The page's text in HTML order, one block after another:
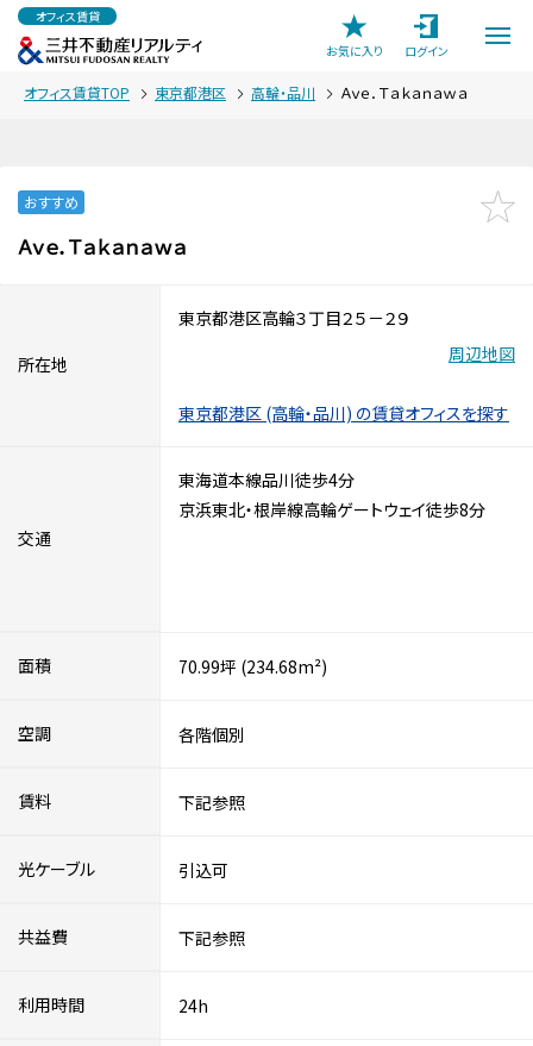
オフィス賃貸
お気に入り
ログイン
オフィス賃貸TOP 東京都港区 高輪・品川 Ａｖｅ．Ｔａｋａｎａｗａ
おすすめ
Ａｖｅ．Ｔａｋａｎａｗａ
所在地
東京都港区高輪３丁目２５－２９
周辺地図
東京都港区 (高輪・品川) の賃貸オフィスを探す
交通
東海道本線品川徒歩4分
京浜東北・根岸線高輪ゲートウェイ徒歩8分
面積 70.99坪 (234.68m²)
空調 各階個別
賃料 下記参照
光ケーブル 引込可
共益費 下記参照
利用時間 24h